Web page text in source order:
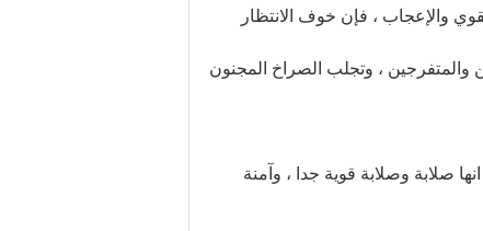
والإعجاب ، فإن خوف الانتظار
، وتجلب الصراخ المجنون
انها صلابة وصلابة قوية جدا ، وآمنة